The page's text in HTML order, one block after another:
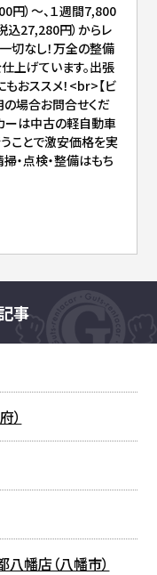
円）～、１週間7,800
込27,280円）からレ
切なし！万全の整備
上げています。出張
おススメ！<br>【ビ
の場合お問合せくだ
ーは中古の軽自動車
ことで激安価格を実
・点検・整備はもち
事
）
八幡店（八幡市）